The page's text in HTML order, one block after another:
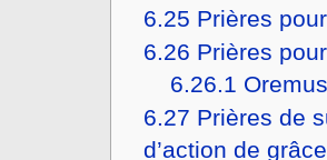
6.25 Prières
6.26 Prières
6.26.1
6.27 Prières de
d’action de